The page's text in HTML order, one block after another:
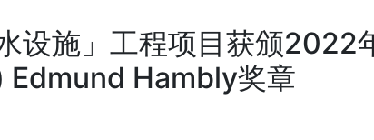
水设施」工程项目获颁2022
Edmund Hambly奖章